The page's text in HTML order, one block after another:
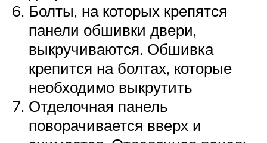
Болты, на которых крепятся
панели обшивки двери,
выкручиваются. Обшивка
крепится на болтах, которые
необходимо выкрутить
Отделочная панель
поворачивается вверх и